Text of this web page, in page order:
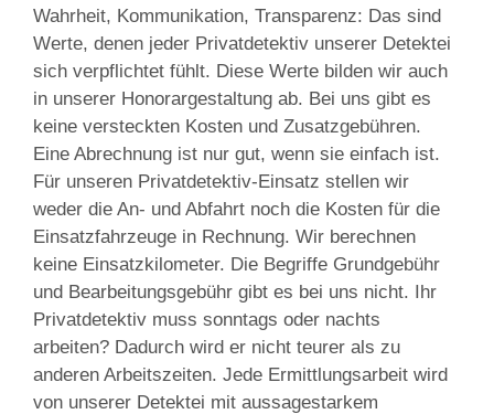
Wahrheit, Kommunikation, Transparenz: Das sind
Werte, denen jeder Privatdetektiv unserer Detektei
sich verpflichtet fühlt. Diese Werte bilden wir auch
in unserer Honorargestaltung ab. Bei uns gibt es
keine versteckten Kosten und Zusatzgebühren.
Eine Abrechnung ist nur gut, wenn sie einfach ist.
Für unseren Privatdetektiv-Einsatz stellen wir
weder die An- und Abfahrt noch die Kosten für die
Einsatzfahrzeuge in Rechnung. Wir berechnen
keine Einsatzkilometer. Die Begriffe Grundgebühr
und Bearbeitungsgebühr gibt es bei uns nicht. Ihr
Privatdetektiv muss sonntags oder nachts
arbeiten? Dadurch wird er nicht teurer als zu
anderen Arbeitszeiten. Jede Ermittlungsarbeit wird
von unserer Detektei mit aussagestarkem